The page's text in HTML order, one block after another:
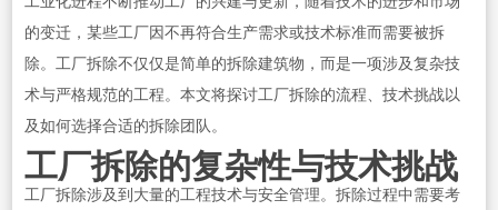
的变迁，某些工厂因不再符合生产需求或技术标准而需要被拆
除。工厂拆除不仅仅是简单的拆除建筑物，而是一项涉及复杂技
术与严格规范的工程。本文将探讨工厂拆除的流程、技术挑战以
及如何选择合适的拆除团队。
工厂拆除的复杂性与技术挑战
工厂拆除涉及到大量的工程技术与安全管理。拆除过程中需要考